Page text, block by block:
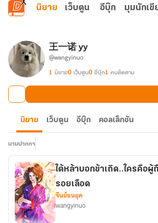
ข้ามไปยังเนื้อหาหลัก
นิยาย เว็บตูน อีบุ๊ก มุมนักเขี
王一诺 yy
@wangyinuo
1 นิยาย0 เว็บตูน0 อีบุ๊ก1 คนติดตาม
นิยาย เว็บตูน อีบุ๊ก คอลเล็กชัน
นามปากกา
ใต้หล้าบอกข้าเถิด..ใครคือผู้
รอยเลือด
จีนย้อนยุค
wangyinuo